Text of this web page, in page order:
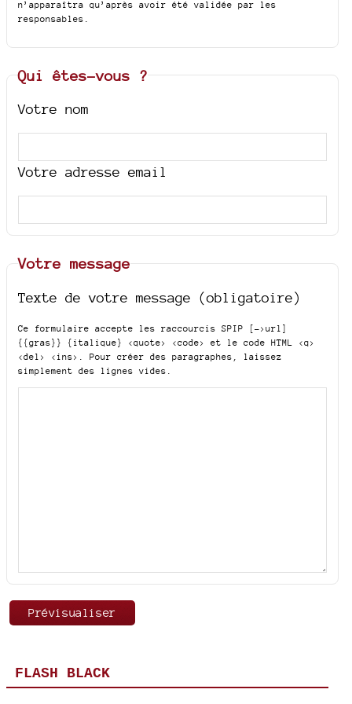
n’apparaîtra qu’après avoir été validée par les
responsables.
Qui êtes-vous ?
Votre nom
Votre adresse email
Votre message
Texte de votre message (obligatoire)
Ce formulaire accepte les raccourcis SPIP
[->url]
{{gras}} {italique} <quote> <code>
et le code HTML <q>
<del> <ins>
. Pour créer des paragraphes, laissez
simplement des lignes vides.
FLASH BLACK